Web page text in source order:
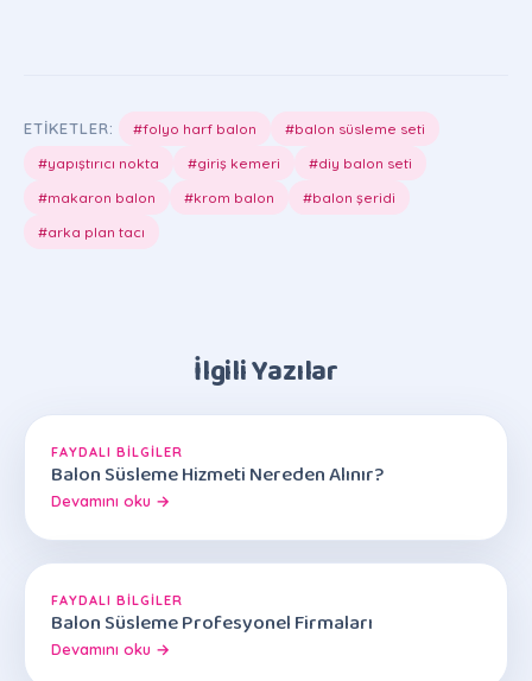
ETIKETLER: #folyo harf balon
#balon süsleme seti
#yapıştırıcı nokta
#giriş kemeri
#diy balon seti
#makaron balon
#krom balon
#balon şeridi
#arka plan tacı
İlgili Yazılar
FAYDALI BILGILER
Balon Süsleme Hizmeti Nereden Alınır?
Devamını oku →
FAYDALI BILGILER
Balon Süsleme Profesyonel Firmaları
Devamını oku →